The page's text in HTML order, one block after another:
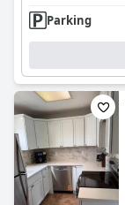
Parking